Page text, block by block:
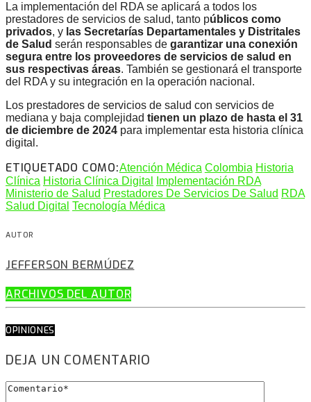
La implementación del RDA se aplicará a todos los
prestadores de servicios de salud, tanto públicos como
privados, y las Secretarías Departamentales y Distritales
de Salud serán responsables de garantizar una conexión
segura entre los proveedores de servicios de salud en
sus respectivas áreas. También se gestionará el transporte
del RDA y su integración en la operación nacional.
Los prestadores de servicios de salud con servicios de
mediana y baja complejidad tienen un plazo de hasta el 31
de diciembre de 2024 para implementar esta historia clínica
digital.
ETIQUETADO COMO:Atención Médica Colombia Historia
Clínica Historia Clínica Digital
Implementación RDA
Ministerio de Salud Prestadores De Servicios De Salud RDA
Salud Digital Tecnología Médica
AUTOR
JEFFERSON BERMÚDEZ
ARCHIVOS DEL AUTOR
OPINIONES
DEJA UN COMENTARIO